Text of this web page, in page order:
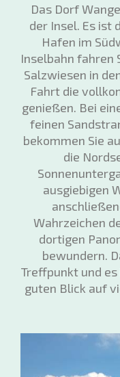
Das Dorf
der Insel. Es ist
Hafen im
Inselbahn fahren
Salzwiesen in
Fahrt die
genießen. Bei
feinen
bekommen Sie
die
ausgiebigen
Wahrzeichen
dortigen
bewundern.
Treffpunkt und
guten Blick auf